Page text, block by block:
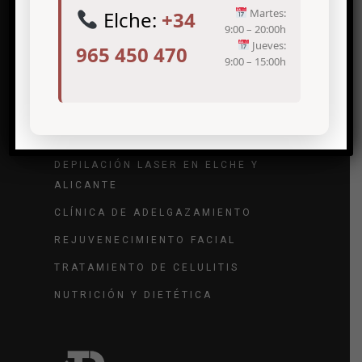
TRATAMIENTO DE VARICES
DEPILACIÓN LASER EN ELCHE Y
ALICANTE
CLÍNICA DE ADELGAZAMIENTO
REJUVENECIMIENTO FACIAL
TRATAMIENTO DE CELULITIS
NUTRICIÓN Y DIETÉTICA
Elche: +34
965 450 470
Martes:
9:00 – 20:00h
Jueves:
9:00 – 15:00h